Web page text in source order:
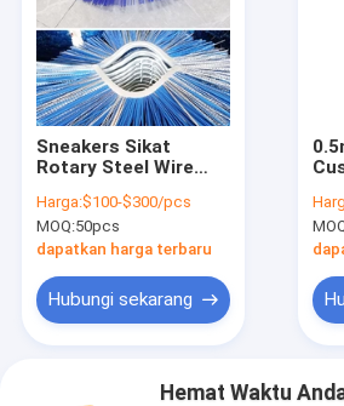
Sneakers Sikat
Rotary Steel Wire
Untuk Jalan
Harga:$100-$300/pcs
MOQ:50pcs
dapatkan harga terbaru
Hubungi sekarang
Hemat Waktu